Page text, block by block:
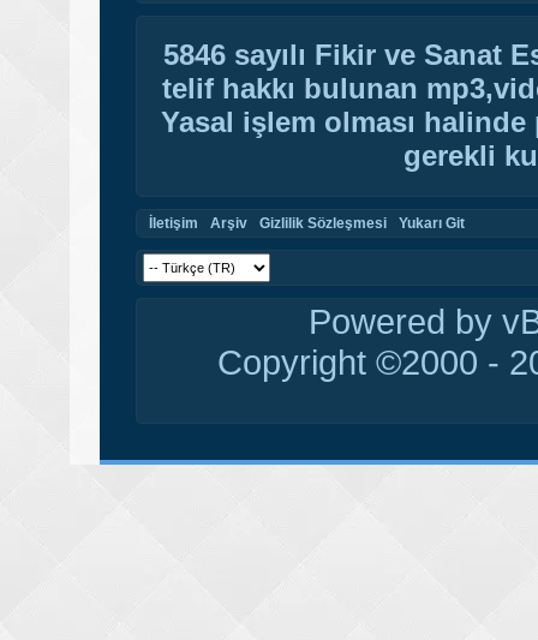
5846 sayılı Fikir ve Sanat
telif hakkı bulunan
Yasal işlem olması
gerekli
İletişim Arşiv Gizlilik Sözleşmesi Yukarı Git
Powered by
Copyright ©2000 -